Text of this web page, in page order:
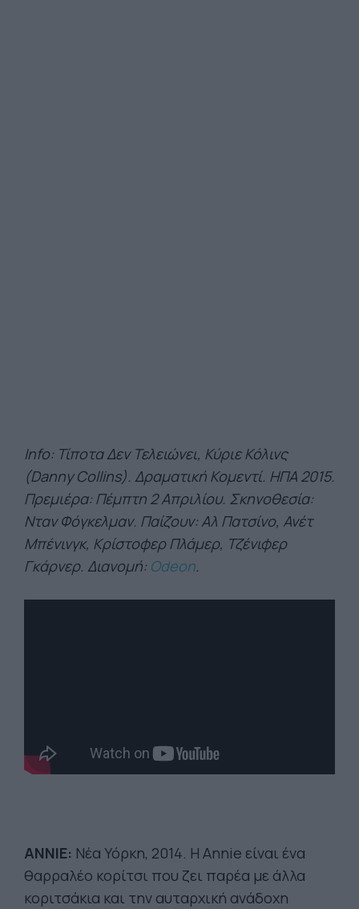
Ιnfo: Τίποτα Δεν Τελειώνει, Κύριε Κόλινς
(Danny Collins). Δραματική Κομεντί. ΗΠΑ 2015.
Πρεμιέρα: Πέμπτη 2 Απριλίου. Σκηνοθεσία:
Νταν Φόγκελμαν. Παίζουν: Αλ Πατσίνο, Ανέτ
Μπένινγκ, Κρίστοφερ Πλάμερ, Τζένιφερ
Γκάρνερ. Διανομή: Odeon.
ΑΝΝΙΕ: Νέα Υόρκη, 2014. Η Annie είναι ένα
θαρραλέο κορίτσι που ζει παρέα με άλλα
κοριτσάκια και την αυταρχική ανάδοχη